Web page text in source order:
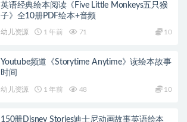
英语经典绘本阅读《Five Little Monkeys五只猴
子》全10册PDF绘本+音频
幼儿资源 1 年前 71 10
Youtube频道《Storytime Anytime》读绘本故事
时间
幼儿资源 1 年前 48 10
150册Disney Stories迪士尼动画故事英语绘本